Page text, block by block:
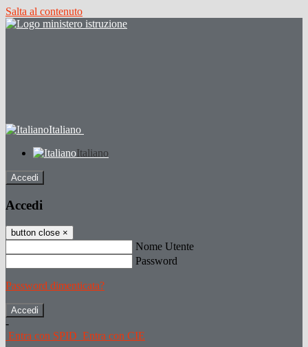
Salta al contenuto
Italiano
Italiano
Accedi
Accedi
button close ×
Nome Utente
Password
Password dimenticata?
-
Entra con SPID Entra con CIE